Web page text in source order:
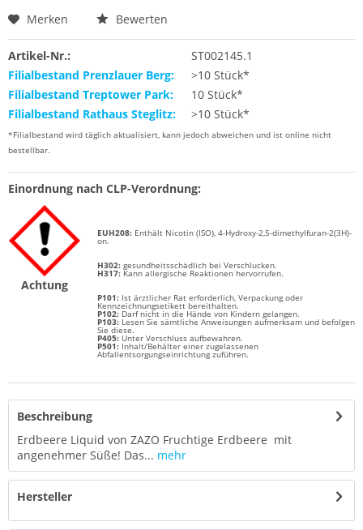
Merken Bewerten
Artikel-Nr.:
ST002145.1
Filialbestand Prenzlauer Berg:
>10 Stück*
Filialbestand Treptower Park:
10 Stück*
Filialbestand Rathaus Steglitz:
>10 Stück*
*Filialbestand wird täglich aktualisiert, kann jedoch abweichen und ist online nicht
bestellbar.
Einordnung nach CLP-Verordnung:
Achtung
EUH208: Enthält Nicotin (ISO), 4-Hydroxy-2,5-dimethylfuran-2(3H)-
on.
H302: gesundheitsschädlich bei Verschlucken.
H317: Kann allergische Reaktionen hervorrufen.
P101: Ist ärztlicher Rat erforderlich, Verpackung oder
Kennzeichnungsetikett bereithalten.
P102: Darf nicht in die Hände von Kindern gelangen.
P103: Lesen Sie sämtliche Anweisungen aufmerksam und befolgen
Sie diese.
P405: Unter Verschluss aufbewahren.
P501: Inhalt/Behälter einer zugelassenen
Abfallentsorgungseinrichtung zuführen.
Beschreibung
Erdbeere Liquid von ZAZO Fruchtige Erdbeere mit
angenehmer Süße! Das... mehr
Hersteller